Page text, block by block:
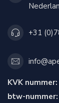
+31
KVK nummer:
btw-nummer: